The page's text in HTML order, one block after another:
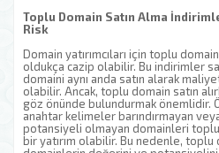
Toplu Domain Satın Alma
Risk
Domain yatırımcıları için toplu
oldukça cazip olabilir. Bu indirimler
domaini aynı anda satın alarak
olabilir. Ancak, toplu domain satın
göz önünde bulundurmak
anahtar kelimeler barındırmayan
potansiyeli olmayan domainleri
bir yatırım olabilir. Bu nedenle, toplu